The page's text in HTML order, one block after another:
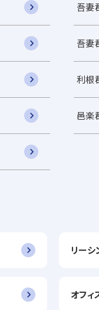
吾妻
吾妻
利根
邑楽
リー
オフィ